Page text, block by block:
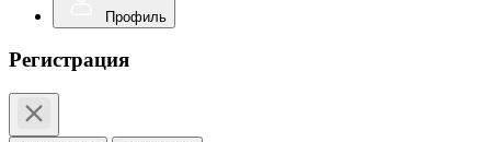
Профиль
Регистрация